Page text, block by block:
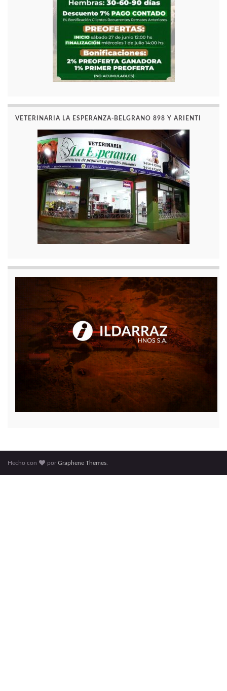
VETERINARIA LA ESPERANZA-BELGRANO 898 Y ARIENTI
Hecho con porGraphene Themes